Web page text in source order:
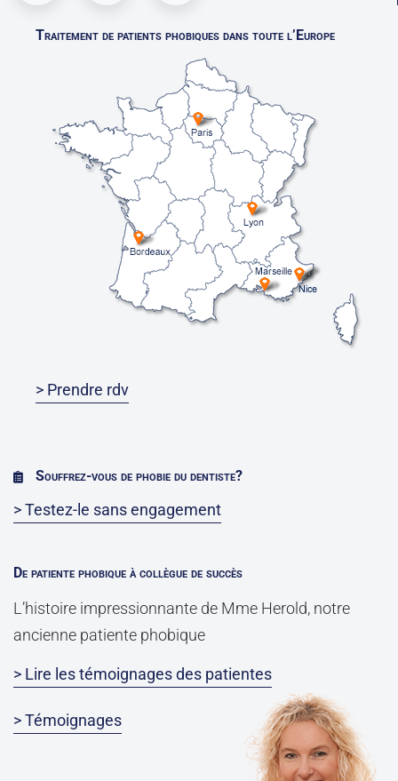
Traitement de patients phobiques dans toute l’Europe
> Prendre rdv
Souffrez-vous de phobie du dentiste?
> Testez-le sans engagement
De patiente phobique à collègue de succès
L’histoire impressionnante de Mme Herold, notre
ancienne patiente phobique
> Lire les témoignages des patientes
> Témoignages